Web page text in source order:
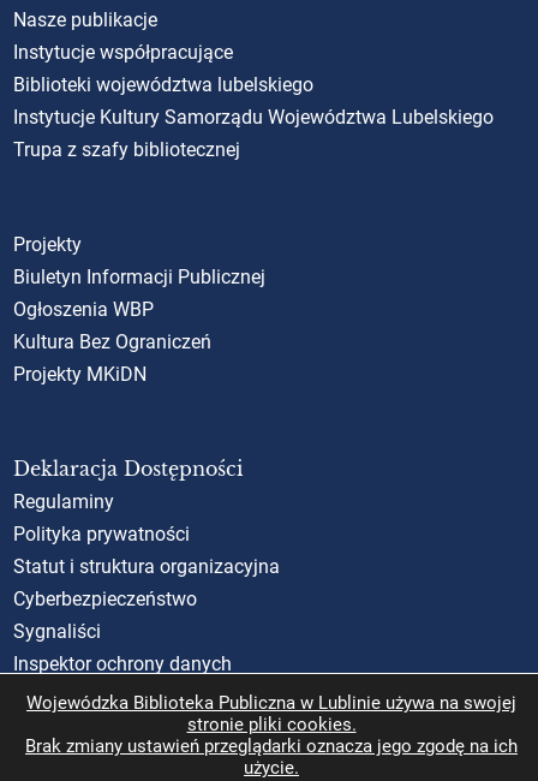
Nasze publikacje
Instytucje współpracujące
Biblioteki województwa lubelskiego
Instytucje Kultury Samorządu Województwa Lubelskiego
Trupa z szafy bibliotecznej
Projekty
Biuletyn Informacji Publicznej
Ogłoszenia WBP
Kultura Bez Ograniczeń
Projekty MKiDN
Deklaracja Dostępności
Regulaminy
Polityka prywatności
Statut i struktura organizacyjna
Cyberbezpieczeństwo
Sygnaliści
Inspektor ochrony danych
Standardy Ochrony Małoletnich (SOM)
Rzecznik Praw Obywatelskich
Wojewódzka Biblioteka Publiczna w Lublinie używa na swojej
stronie pliki cookies.
Brak zmiany ustawień przeglądarki oznacza jego zgodę na ich
użycie.